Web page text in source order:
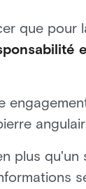
que pour
plus